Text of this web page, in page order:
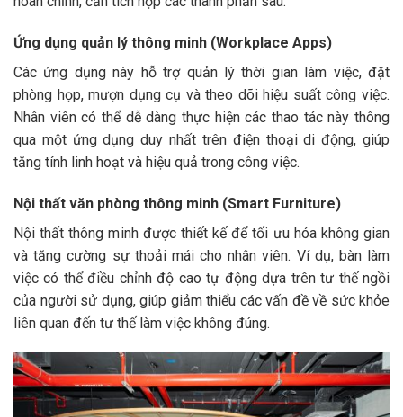
Ứng dụng quản lý thông minh (Workplace Apps)
Các ứng dụng này hỗ trợ quản lý thời gian làm việc, đặt
phòng họp, mượn dụng cụ và theo dõi hiệu suất công việc.
Nhân viên có thể dễ dàng thực hiện các thao tác này thông
qua một ứng dụng duy nhất trên điện thoại di động, giúp
tăng tính linh hoạt và hiệu quả trong công việc.​
Nội thất văn phòng thông minh (Smart Furniture)
Nội thất thông minh được thiết kế để tối ưu hóa không gian
và tăng cường sự thoải mái cho nhân viên. Ví dụ, bàn làm
việc có thể điều chỉnh độ cao tự động dựa trên tư thế ngồi
của người sử dụng, giúp giảm thiểu các vấn đề về sức khỏe
liên quan đến tư thế làm việc không đúng.​